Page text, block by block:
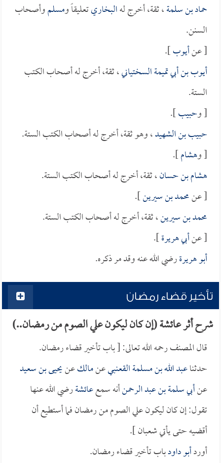
حماد بن سلمة، ثقة، أخرج لهالبخاريتعليقاً ومسلموأصحاب
السنن.
[ عنأيوب].
أيوب بن أبي تميمة السختياني، ثقة، أخرج له أصحاب الكتب
الستة.
[ وحبيب].
حبيب بن الشهيد، وهو ثقة، أخرج له أصحاب الكتب الستة.
[ وهشام].
هشام بن حسان، ثقة، أخرج له أصحاب الكتب الستة.
[ عنمحمد بن سيرين].
محمد بن سيرين، ثقة، أخرج له أصحاب الكتب الستة.
[ عنأبي هريرة].
أبو هريرةرضي الله عنه وقد مر ذكره.
تأخير قضاء رمضان
شرح أثر عائشة (إن كان ليكون علي الصوم من رمضان..)
قال المصنف رحمه الله تعالى: [ باب تأخير قضاء رمضان.
حدثناعبد الله بن مسلمة القعنبيعنمالكعنيحيى بن سعيد
عنأبي سلمة بن عبد الرحمنأنه سمععائشةرضي الله عنها
تقول: إن كان ليكون علي الصوم من رمضان فما أستطيع أن
أقضيه حتى يأتي شعبان ].
أوردأبو داودباب تأخير قضاء رمضان.